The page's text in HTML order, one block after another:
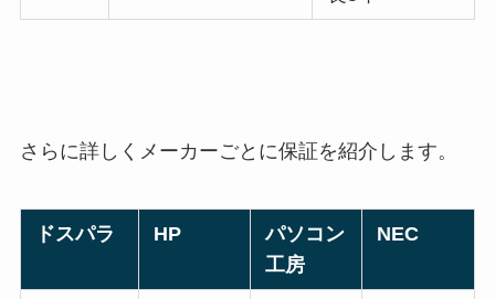
さらに詳しくメーカーごとに保証を紹介します。
ドスパラ HP
パソコン
工房
NEC